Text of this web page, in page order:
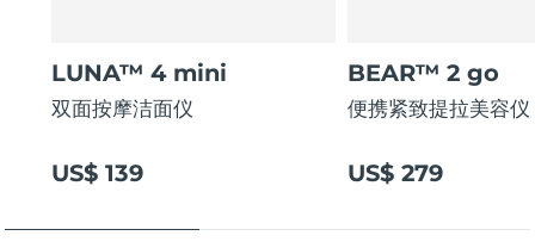
LUNA™ 4 mini
双面按摩洁面仪
US$ 139
BEAR™ 2 go
便携紧致提拉美容仪
US$ 279